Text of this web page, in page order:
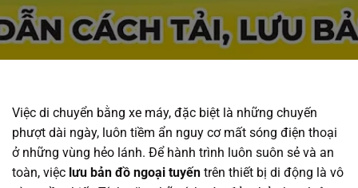
Việc di chuyển bằng xe máy, đặc biệt là những chuyến
phượt dài ngày, luôn tiềm ẩn nguy cơ mất sóng điện thoại
ở những vùng hẻo lánh. Để hành trình luôn suôn sẻ và an
toàn, việc lưu bản đồ ngoại tuyến trên thiết bị di động là vô